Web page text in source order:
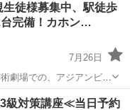
生徒様募集中、駅徒歩
完備！カホン…
7月26日
劇場での、アジアンビー
ラムセット
級対策講座≪当日予約